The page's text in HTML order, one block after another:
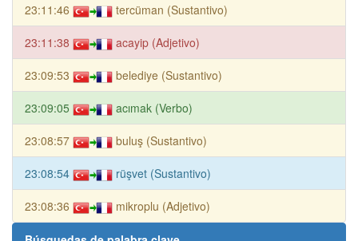
23:11:46 tercüman (Sustantivo)
23:11:38 acayip (Adjetivo)
23:09:53 belediye (Sustantivo)
23:09:05 acımak (Verbo)
23:08:57 buluş (Sustantivo)
23:08:54 rüşvet (Sustantivo)
23:08:36 mikroplu (Adjetivo)